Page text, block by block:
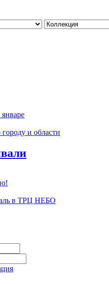
и области
в ТРЦ НЕБО